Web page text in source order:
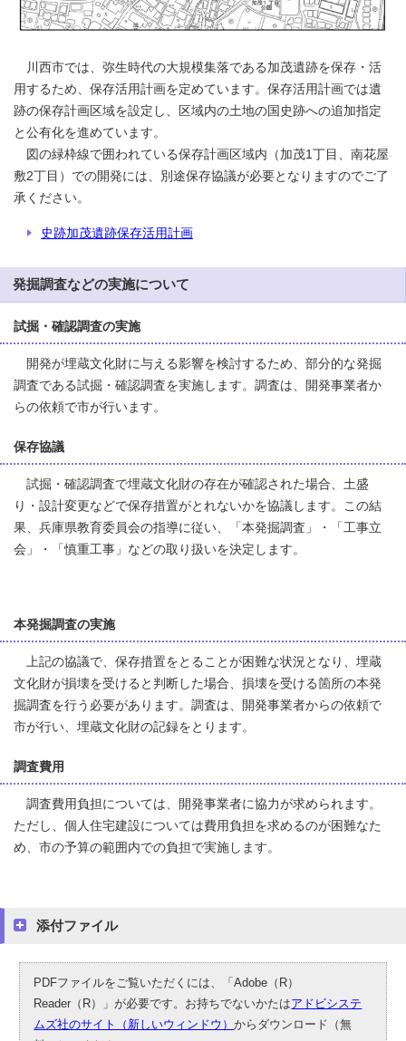
川西市では、弥生時代の大規模集落である加茂遺跡を保存・活
用するため、保存活用計画を定めています。保存活用計画では遺
跡の保存計画区域を設定し、区域内の土地の国史跡への追加指定
と公有化を進めています。
図の緑枠線で囲われている保存計画区域内（加茂1丁目、南花屋
敷2丁目）での開発には、別途保存協議が必要となりますのでご了
承ください。
史跡加茂遺跡保存活用計画
発掘調査などの実施について
試掘・確認調査の実施
開発が埋蔵文化財に与える影響を検討するため、部分的な発掘
調査である試掘・確認調査を実施します。調査は、開発事業者か
らの依頼で市が行います。
保存協議
試掘・確認調査で埋蔵文化財の存在が確認された場合、土盛
り・設計変更などで保存措置がとれないかを協議します。この結
果、兵庫県教育委員会の指導に従い、「本発掘調査」・「工事立
会」・「慎重工事」などの取り扱いを決定します。
本発掘調査の実施
上記の協議で、保存措置をとることが困難な状況となり、埋蔵
文化財が損壊を受けると判断した場合、損壊を受ける箇所の本発
掘調査を行う必要があります。調査は、開発事業者からの依頼で
市が行い、埋蔵文化財の記録をとります。
調査費用
調査費用負担については、開発事業者に協力が求められます。
ただし、個人住宅建設については費用負担を求めるのが困難なた
め、市の予算の範囲内での負担で実施します。
添付ファイル
PDFファイルをご覧いただくには、「Adobe（R）
Reader（R）」が必要です。お持ちでないかたはアドビシステ
ムズ社のサイト（新しいウィンドウ）からダウンロード（無